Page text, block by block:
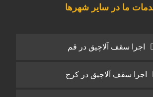
ما در سایر شهرها
اجرا سقف آلاچیق در قم
اجرا سقف آلاچیق در کرج